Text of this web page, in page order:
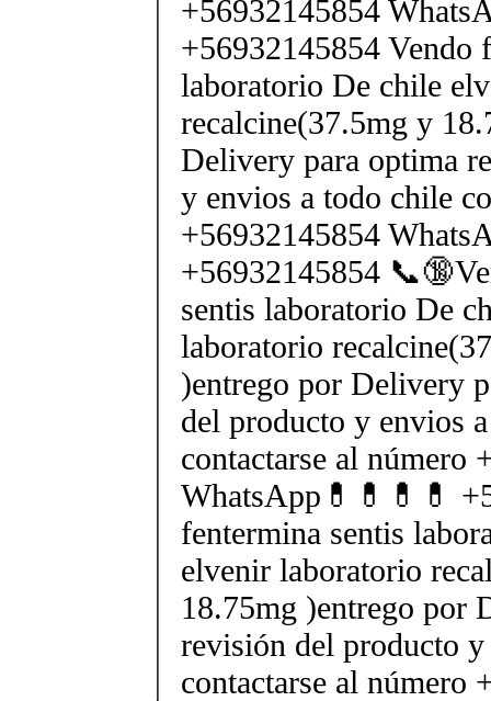
+56932145854
+56932145854 Vendo
laboratorio De chile
recalcine(37.5mg y
Delivery para optima
y envios a todo chile
+56932145854
+56932145854
sentis laboratorio De
laboratorio
)entrego por Delivery
del producto y envios
contactarse al número
WhatsApp💊💊💊💊
fentermina sentis
elvenir laboratorio
18.75mg )entrego por
revisión del producto
contactarse al número